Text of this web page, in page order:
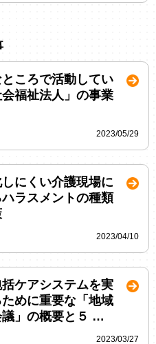
ころで活動してい
会福祉法人」の事業
2023/05/29
にくい介護現場に
ラスメントの種類
2023/04/10
ケアシステムを実
めに重要な「地域
議」の概要と５ …
2023/03/27